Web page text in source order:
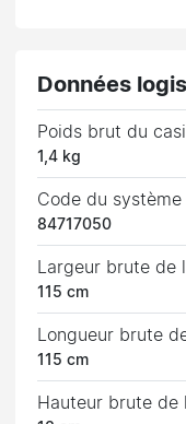
Données
Poids brut du
1,4 kg
Code du système
84717050
Largeur brute de
115 cm
Longueur brute
115 cm
Hauteur brute de